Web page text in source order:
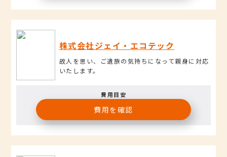
株式会社ジェイ・エコテック
故人を思い、ご遺族の気持ちになって親身に対応
いたします。
費用目安
費用を確認